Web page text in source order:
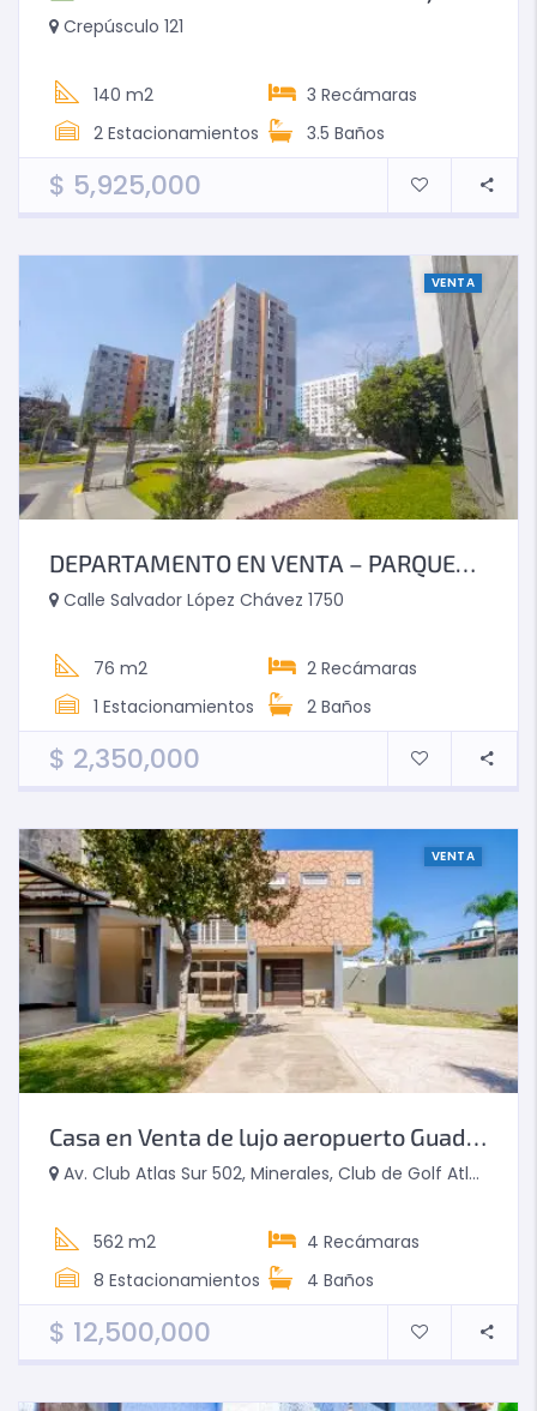
Crepúsculo 121
140 m2 3 Recámaras
2 Estacionamientos 3.5 Baños
$ 5,925,000
VENTA
DEPARTAMENTO EN VENTA – PARQUES GUADALAJARA
Calle Salvador López Chávez 1750
76 m2 2 Recámaras
1 Estacionamientos 2 Baños
$ 2,350,000
VENTA
Casa en Venta de lujo aeropuerto Guadalajara en Club de Golf Atlas
Av. Club Atlas Sur 502, Minerales, Club de Golf Atlas, Las Pintitas, Jalisco, Mexico
562 m2 4 Recámaras
8 Estacionamientos 4 Baños
$ 12,500,000